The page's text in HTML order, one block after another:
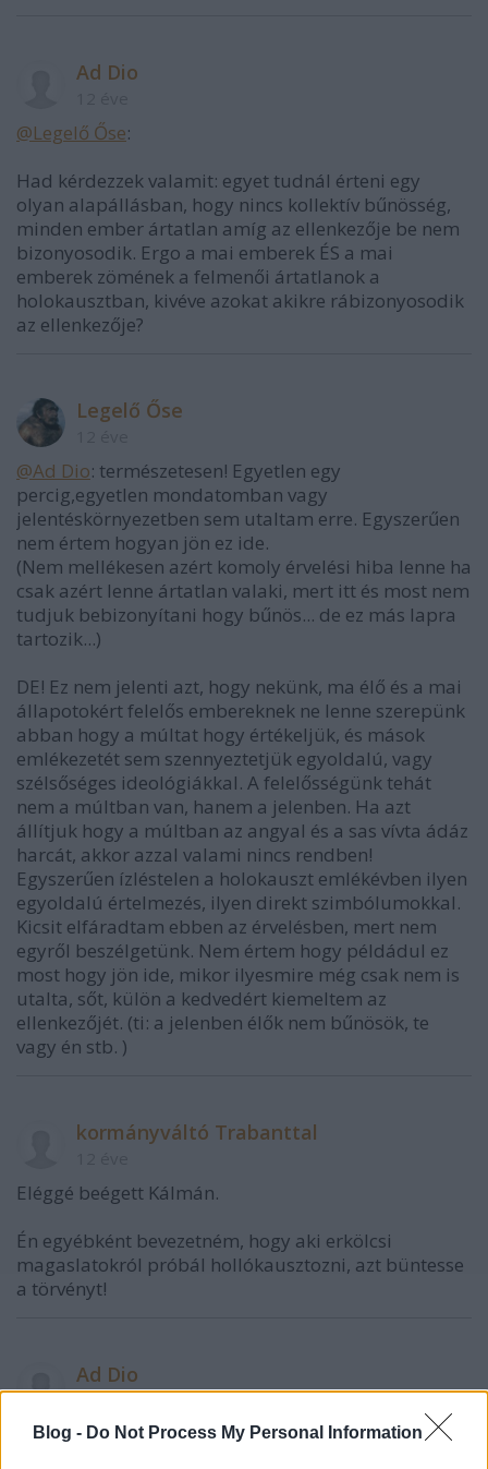
Blog - Do Not Process My Personal Information
Ad Dio
@Legelő Őse:
Had kérdezzek valamit: egyet tudnál érteni egy
olyan alapállásban, hogy nincs kollektív bűnösség,
minden ember ártatlan amíg az ellenkezője be nem
bizonyosodik. Ergo a mai emberek ÉS a mai
emberek zömének a felmenői ártatlanok a
holokausztban, kivéve azokat akikre rábizonyosodik
az ellenkezője?
Legelő Őse
@Ad Dio: természetesen! Egyetlen egy
percig,egyetlen mondatomban vagy
jelentéskörnyezetben sem utaltam erre. Egyszerűen
nem értem hogyan jön ez ide.
(Nem mellékesen azért komoly érvelési hiba lenne ha
csak azért lenne ártatlan valaki, mert itt és most nem
tudjuk bebizonyítani hogy bűnös... de ez más lapra
tartozik...)
DE! Ez nem jelenti azt, hogy nekünk, ma élő és a mai
állapotokért felelős embereknek ne lenne szerepünk
abban hogy a múltat hogy értékeljük, és mások
emlékezetét sem szennyeztetjük egyoldalú, vagy
szélsőséges ideológiákkal. A felelősségünk tehát
nem a múltban van, hanem a jelenben. Ha azt
állítjuk hogy a múltban az angyal és a sas vívta ádáz
harcát, akkor azzal valami nincs rendben!
Egyszerűen ízléstelen a holokauszt emlékévben ilyen
egyoldalú értelmezés, ilyen direkt szimbólumokkal.
Kicsit elfáradtam ebben az érvelésben, mert nem
egyről beszélgetünk. Nem értem hogy példádul ez
most hogy jön ide, mikor ilyesmire még csak nem is
utalta, sőt, külön a kedvedért kiemeltem az
ellenkezőjét. (ti: a jelenben élők nem bűnösök, te
vagy én stb. )
kormányváltó Trabanttal
Eléggé beégett Kálmán.
Én egyébként bevezetném, hogy aki erkölcsi
magaslatokról próbál hollókausztozni, azt büntesse
a törvényt!
Ad Dio
@Legelő Őse: